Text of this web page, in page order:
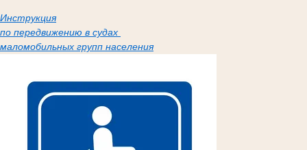
Инструкция
по передвижению в судах
маломобильных групп населения